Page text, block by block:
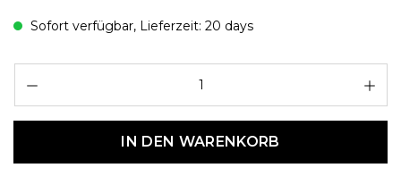
Sofort verfügbar, Lieferzeit: 20 days
IN DEN WARENKORB